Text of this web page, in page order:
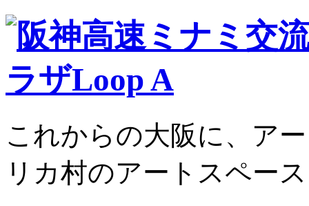
これからの大阪に、ア
リカ村のアートスペー